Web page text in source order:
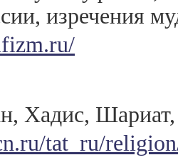
изречения
Хадис,
tat_ru/